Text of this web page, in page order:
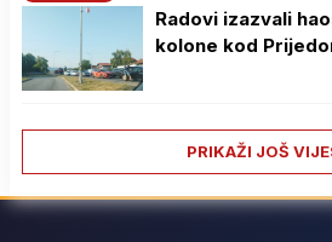
Radovi izazvali
kolone kod
PRIKAŽI JOŠ